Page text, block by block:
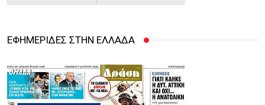
ΕΦΗΜΕΡΙΔΕΣ ΣΤΗΝ ΕΛΛΑΔΑ